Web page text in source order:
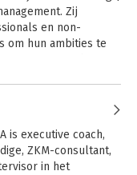
de Vaksectie
en redacteur van
op
Zij is ook expert op
leiderschap.
NOBCO-EMCC
redactielid.
|
Zij
en non-
om hun ambities te
op
is executive coach,
ZKM-consultant,
in het